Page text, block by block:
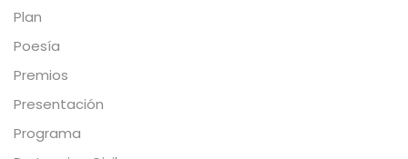
Plan
Poesía
Premios
Presentación
Programa